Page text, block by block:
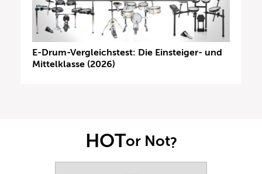
E-Drum-Vergleichstest: Die Einsteiger- und
Mittelklasse (2026)
HOTor Not?